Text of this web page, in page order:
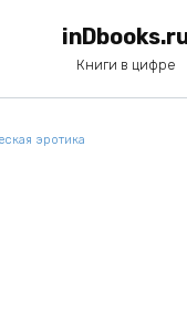
Книги в цифре
эротика